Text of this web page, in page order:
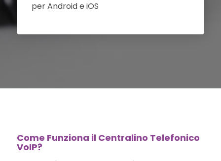
per Android e iOS
Come Funziona il Centralino Telefonico
VoIP?